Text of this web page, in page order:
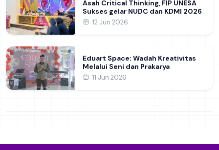
Asah Critical Thinking, FIP UNESA
Sukses gelar NUDC dan KDMI 2026
12 Jun 2026
Eduart Space: Wadah Kreativitas
Melalui Seni dan Prakarya
11 Jun 2026